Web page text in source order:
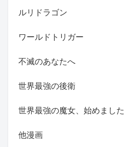
ルリドラゴン
ワールドトリガー
不滅のあなたへ
世界最強の後衛
世界最強の魔女、始めました
他漫画